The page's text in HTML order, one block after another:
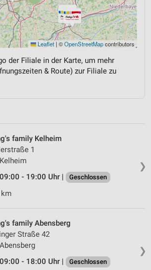
Leaflet | ©OpenStreetMapcontributors
der Filiale in der Karte, um mehr
& Route) zur Filiale zu
❯
family Kelheim
1
- 19:00 Uhr |
Geschlossen
❯
family Abensberg
Straße 42
- 18:00 Uhr |
Geschlossen